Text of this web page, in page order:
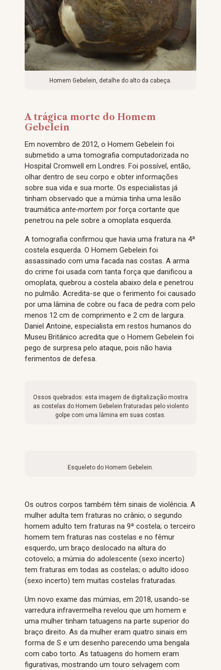
Homem Gebelein, detalhe do alto da cabeça.
A trágica morte do Homem
Gebelein
Em novembro de 2012, o Homem Gebelein foi
submetido a uma tomografia computadorizada no
Hospital Cromwell em Londres. Foi possível, então,
olhar dentro de seu corpo e obter informações
sobre sua vida e sua morte. Os especialistas já
tinham observado que a múmia tinha uma lesão
traumática ante-mortem por força cortante que
penetrou na pele sobre a omoplata esquerda.
A tomografia confirmou que havia uma fratura na 4ª
costela esquerda. O Homem Gebelein foi
assassinado com uma facada nas costas. A arma
do crime foi usada com tanta força que danificou a
omoplata, quebrou a costela abaixo dela e penetrou
no pulmão. Acredita-se que o ferimento foi causado
por uma lâmina de cobre ou faca de pedra com pelo
menos 12 cm de comprimento e 2 cm de largura.
Daniel Antoine, especialista em restos humanos do
Museu Britânico acredita que o Homem Gebelein foi
pego de surpresa pelo ataque, pois não havia
ferimentos de defesa.
Ossos quebrados: esta imagem de digitalização mostra
as costelas do Homem Gebelein fraturadas pelo violento
golpe com uma lâmina em suas costas.
Esqueleto do Homem Gebelein.
Os outros corpos também têm sinais de violência. A
mulher adulta tem fraturas no crânio; o segundo
homem adulto tem fraturas na 9ª costela; o terceiro
homem tem fraturas nas costelas e no fêmur
esquerdo, um braço deslocado na altura do
cotovelo; a múmia do adolescente (sexo incerto)
tem fraturas em todas as costelas; o adulto idoso
(sexo incerto) tem muitas costelas fraturadas.
Um novo exame das múmias, em 2018, usando-se
varredura infravermelha revelou que um homem e
uma mulher tinham tatuagens na parte superior do
braço direito. As da mulher eram quatro sinais em
forma de S e um desenho parecendo uma bengala
com cabo torto. As tatuagens do homem eram
figurativas, mostrando um touro selvagem com